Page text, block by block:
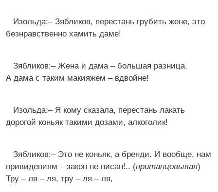
Изольда:– Зябликов, перестань грубить жене, это
безнравственно хамить даме!
Зябликов:– Жена и дама – большая разница.
А дама с таким макияжем – вдвойне!
Изольда:– Я кому сказала, перестань лакать
дорогой коньяк такими дозами, алкоголик!
Зябликов:– Это не коньяк, а бренди. И вообще, нам
привидениям – закон не писан!.. (пританцовывая)
Тру – ля – ля, тру – ля – ля,